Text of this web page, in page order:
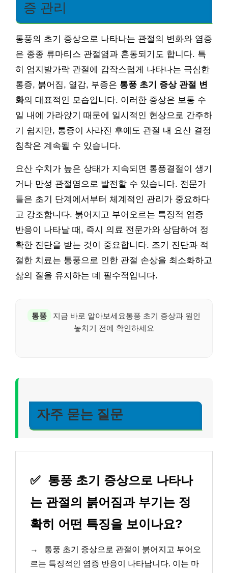
증 관리
통풍의 초기 증상으로 나타나는 관절의 변화와 염증
은 종종 류마티스 관절염과 혼동되기도 합니다. 특
히 엄지발가락 관절에 갑작스럽게 나타나는 극심한
통증, 붉어짐, 열감, 부종은 통풍 초기 증상 관절 변
화의 대표적인 모습입니다. 이러한 증상은 보통 수
일 내에 가라앉기 때문에 일시적인 현상으로 간주하
기 쉽지만, 통증이 사라진 후에도 관절 내 요산 결정
침착은 계속될 수 있습니다.
요산 수치가 높은 상태가 지속되면 통풍결절이 생기
거나 만성 관절염으로 발전할 수 있습니다. 전문가
들은 초기 단계에서부터 체계적인 관리가 중요하다
고 강조합니다. 붉어지고 부어오르는 특징적 염증
반응이 나타날 때, 즉시 의료 전문가와 상담하여 정
확한 진단을 받는 것이 중요합니다. 조기 진단과 적
절한 치료는 통풍으로 인한 관절 손상을 최소화하고
삶의 질을 유지하는 데 필수적입니다.
통풍
지금 바로 알아보세요통풍 초기 증상과 원인
놓치기 전에 확인하세요
자주 묻는 질문
✅ 통풍 초기 증상으로 나타나
는 관절의 붉어짐과 부기는 정
확히 어떤 특징을 보이나요?
→
통풍 초기 증상으로 관절이 붉어지고 부어오
르는 특징적인 염증 반응이 나타납니다. 이는 마